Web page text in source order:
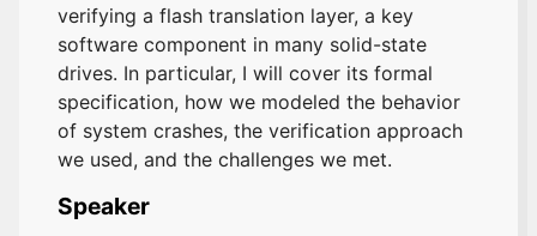
verifying a flash translation layer, a key
software component in many solid-state
drives. In particular, I will cover its formal
specification, how we modeled the behavior
of system crashes, the verification approach
we used, and the challenges we met.
Speaker